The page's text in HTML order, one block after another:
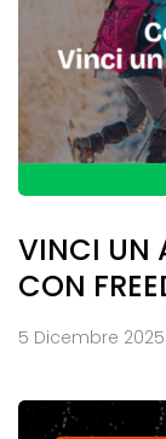
VINCI UN
CON
5 Dicembre 2025